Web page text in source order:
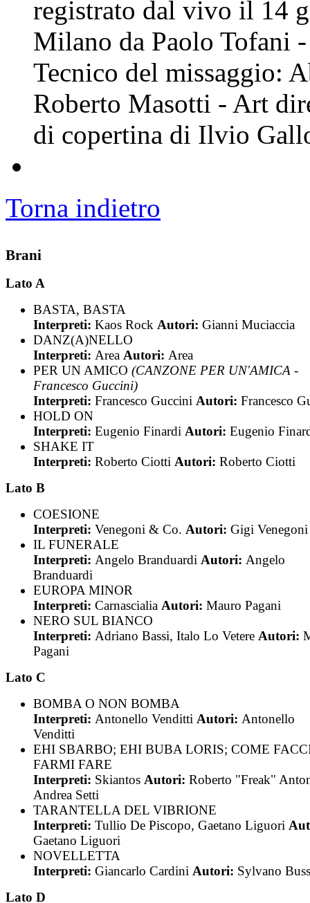
registrato dal vivo il 14
Milano da Paolo Tofani
Tecnico del missaggio:
Roberto Masotti - Art
di copertina di Ilvio
Torna indietro
Brani
Lato A
BASTA, BASTA
Interpreti: Kaos Rock Autori: Gianni Muciaccia
DANZ(A)NELLO
Interpreti: Area Autori: Area
PER UN AMICO (CANZONE PER UN'AMICA -
Francesco Guccini)
Interpreti: Francesco Guccini Autori: Francesco
HOLD ON
Interpreti: Eugenio Finardi Autori: Eugenio
SHAKE IT
Interpreti: Roberto Ciotti Autori: Roberto Ciotti
Lato B
COESIONE
Interpreti: Venegoni & Co. Autori: Gigi Venegoni
IL FUNERALE
Interpreti: Angelo Branduardi Autori: Angelo
Branduardi
EUROPA MINOR
Interpreti: Carnascialia Autori: Mauro Pagani
NERO SUL BIANCO
Interpreti: Adriano Bassi, Italo Lo Vetere Autori:
Pagani
Lato C
BOMBA O NON BOMBA
Interpreti: Antonello Venditti Autori: Antonello
Venditti
EHI SBARBO; EHI BUBA LORIS; COME
FARMI FARE
Interpreti: Skiantos Autori: Roberto "Freak"
Andrea Setti
TARANTELLA DEL VIBRIONE
Interpreti: Tullio De Piscopo, Gaetano Liguori
Gaetano Liguori
NOVELLETTA
Interpreti: Giancarlo Cardini Autori: Sylvano
Lato D